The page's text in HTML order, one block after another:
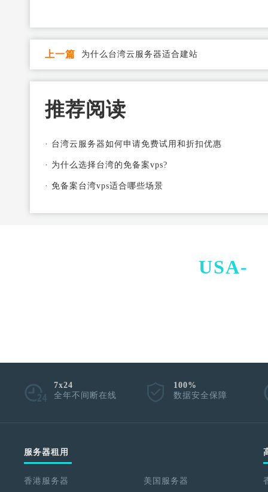
上一篇 为什么台湾云服务器适合建站
推荐阅读
· 台湾云服务器如何申请免费试用和折扣优惠
· 为什么选择台湾的免备案vps?
· 免备案台湾vps适合哪些场景
USA-
7x24
全年不间断在线
100%
数据安全保障
服务器租用
香港服务器 美国服务器